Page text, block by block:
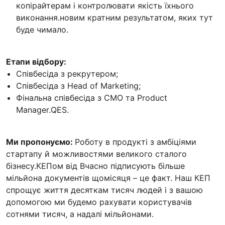
копірайтерам і контролювати якість їхнього
виконання.новим кратним результатом, яких тут
буде чимало.
Етапи відбору:
Співбесіда з рекрутером;
Співбесіда з Head of Marketing;
Фінальна співбесіда з CМО та Product
Manager.QES.
Ми пропонуємо: Роботу в продукті з амбіціями
стартапу й можливостями великого сталого
бізнесу.КЕПом від Вчасно підписують більше
мільйона документів щомісяця – це факт. Наш КЕП
спрощує життя десяткам тисяч людей і з вашою
допомогою ми будемо рахувати користувачів
сотнями тисяч, а надалі мільйонами.